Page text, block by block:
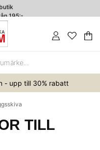
195:-
4.7
.
- upp till 30% rabatt
TILL